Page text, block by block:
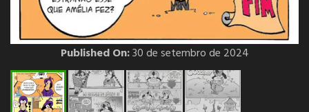
Published On:30 de setembro de 2024